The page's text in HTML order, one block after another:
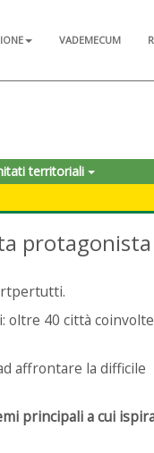
VADEMECUM
territoriali
protagonista
oltre 40 città
affrontare la difficile
principali a cui